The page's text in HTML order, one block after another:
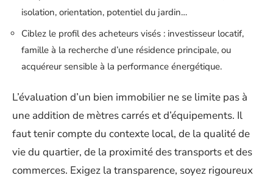
isolation, orientation, potentiel du jardin…
Ciblez le profil des acheteurs visés : investisseur locatif,
famille à la recherche d’une résidence principale, ou
acquéreur sensible à la performance énergétique.
L’évaluation d’un bien immobilier ne se limite pas à
une addition de mètres carrés et d’équipements. Il
faut tenir compte du contexte local, de la qualité de
vie du quartier, de la proximité des transports et des
commerces. Exigez la transparence, soyez rigoureux